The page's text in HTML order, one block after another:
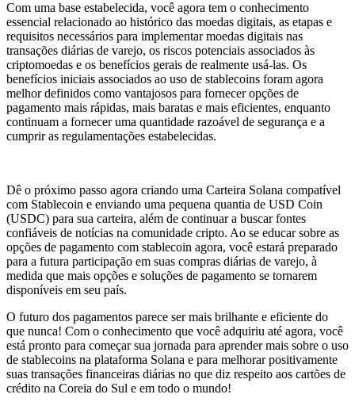
Com uma base estabelecida, você agora tem o conhecimento
essencial relacionado ao histórico das moedas digitais, as etapas e
requisitos necessários para implementar moedas digitais nas
transações diárias de varejo, os riscos potenciais associados às
criptomoedas e os benefícios gerais de realmente usá-las. Os
benefícios iniciais associados ao uso de stablecoins foram agora
melhor definidos como vantajosos para fornecer opções de
pagamento mais rápidas, mais baratas e mais eficientes, enquanto
continuam a fornecer uma quantidade razoável de segurança e a
cumprir as regulamentações estabelecidas.
Dê o próximo passo agora criando uma Carteira Solana compatível
com Stablecoin e enviando uma pequena quantia de USD Coin
(USDC) para sua carteira, além de continuar a buscar fontes
confiáveis de notícias na comunidade cripto. Ao se educar sobre as
opções de pagamento com stablecoin agora, você estará preparado
para a futura participação em suas compras diárias de varejo, à
medida que mais opções e soluções de pagamento se tornarem
disponíveis em seu país.
O futuro dos pagamentos parece ser mais brilhante e eficiente do
que nunca! Com o conhecimento que você adquiriu até agora, você
está pronto para começar sua jornada para aprender mais sobre o uso
de stablecoins na plataforma Solana e para melhorar positivamente
suas transações financeiras diárias no que diz respeito aos cartões de
crédito na Coreia do Sul e em todo o mundo!